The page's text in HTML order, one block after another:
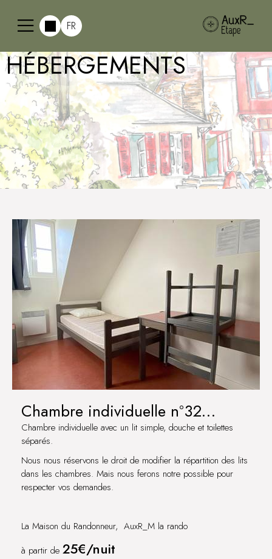
FR
HÉBERGEMENTS
Chambre individuelle n°32
IRANCY
Chambre individuelle avec un lit simple, douche et toilettes
séparés.
Nous nous réservons le droit de modifier la répartition des lits
dans les chambres. Mais nous ferons notre possible pour
respecter vos demandes.
La Maison du Randonneur, AuxR_M la rando
à partir de 25€/nuit